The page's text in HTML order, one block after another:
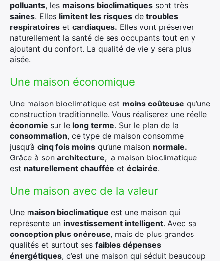
polluants, les maisons bioclimatiques sont très
saines. Elles limitent les risques de troubles
respiratoires et cardiaques. Elles vont préserver
naturellement la santé de ses occupants tout en y
ajoutant du confort. La qualité de vie y sera plus
aisée.
Une maison économique
Une maison bioclimatique est moins coûteuse qu’une
construction traditionnelle. Vous réaliserez une réelle
économie sur le long terme. Sur le plan de la
consommation, ce type de maison consomme
jusqu’à cinq fois moins qu’une maison normale.
Grâce à son architecture, la maison bioclimatique
est naturellement chauffée et éclairée.
Une maison avec de la valeur
Une maison bioclimatique est une maison qui
représente un investissement intelligent. Avec sa
conception plus onéreuse, mais de plus grandes
qualités et surtout ses faibles dépenses
énergétiques, c’est une maison qui séduit beaucoup
×